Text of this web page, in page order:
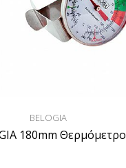
BELOGIA
180mm Θερμόμετρο